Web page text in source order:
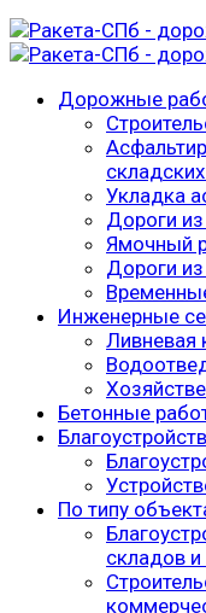
Дорожные
Укладка
Дороги
Ямочный
Дороги
Инженерные
Ливневая
Бетонные
По типу
складов